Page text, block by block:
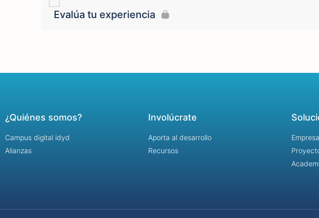
Evalúa tu experiencia
¿Quiénes somos?
Campus digital idyd
Alianzas
Involúcrate
Aporta al desarrollo
Recursos